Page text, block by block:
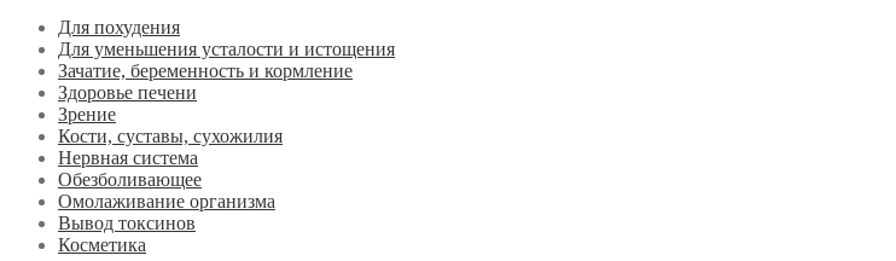
Для похудения
Для уменьшения усталости и истощения
Зачатие, беременность и кормление
Здоровье печени
Зрение
Кости, суставы, сухожилия
Нервная система
Обезболивающее
Омолаживание организма
Вывод токсинов
Косметика